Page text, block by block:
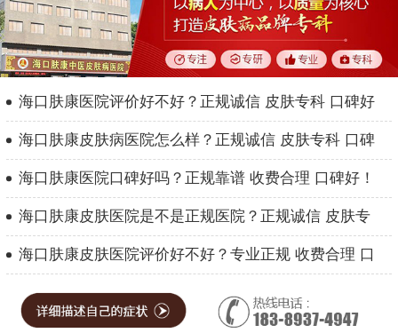
海口肤康医院评价好不好？正规诚信 皮肤专科 口碑好
海口肤康皮肤病医院怎么样？正规诚信 皮肤专科 口碑
海口肤康医院口碑好吗？正规靠谱 收费合理 口碑好！
海口肤康皮肤医院是不是正规医院？正规诚信 皮肤专
海口肤康皮肤医院评价好不好？专业正规 收费合理 口